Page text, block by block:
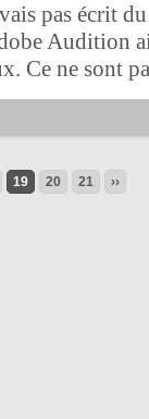
pas écrit
Audition
Ce ne sont
19 20 21 ››